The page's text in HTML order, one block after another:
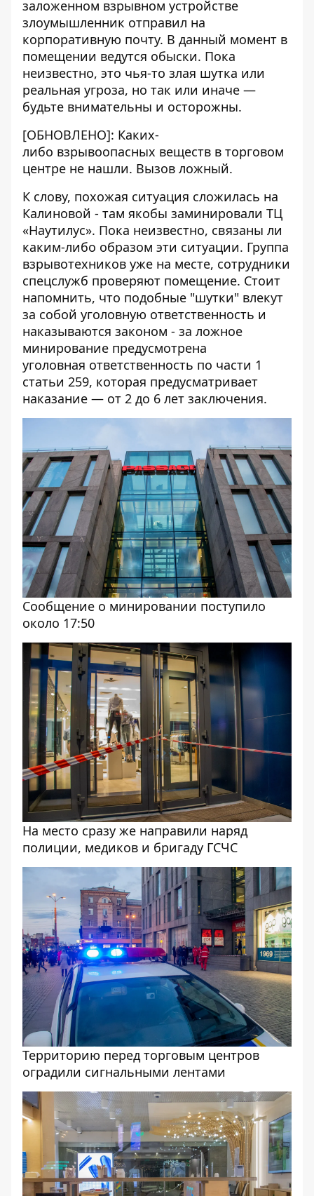
заложенном взрывном устройстве
злоумышленник отправил на
корпоративную почту. В данный момент в
помещении ведутся обыски. Пока
неизвестно, это чья-то злая шутка или
реальная угроза, но так или иначе —
будьте внимательны и осторожны.
[ОБНОВЛЕНО]: Каких-
либо взрывоопасных веществ в торговом
центре не нашли. Вызов ложный.
К слову, похожая ситуация сложилась на
Калиновой - там якобы заминировали ТЦ
«Наутилус». Пока неизвестно, связаны ли
каким-либо образом эти ситуации. Группа
взрывотехников уже на месте, сотрудники
спецслужб проверяют помещение. Стоит
напомнить, что подобные "шутки" влекут
за собой уголовную ответственность и
наказываются законом - за ложное
минирование предусмотрена
уголовная ответственность по части 1
статьи 259, которая предусматривает
наказание — от 2 до 6 лет заключения.
Сообщение о минировании поступило
около 17:50
На место сразу же направили наряд
полиции, медиков и бригаду ГСЧС
Территорию перед торговым центров
оградили сигнальными лентами